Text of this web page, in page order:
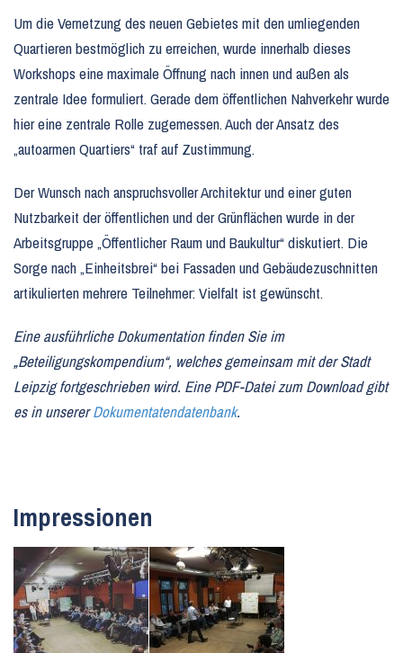
Um die Vernetzung des neuen Gebietes mit den umliegenden
Quartieren bestmöglich zu erreichen, wurde innerhalb dieses
Workshops eine maximale Öffnung nach innen und außen als
zentrale Idee formuliert. Gerade dem öffentlichen Nahverkehr wurde
hier eine zentrale Rolle zugemessen. Auch der Ansatz des
„autoarmen Quartiers“ traf auf Zustimmung.
Der Wunsch nach anspruchsvoller Architektur und einer guten
Nutzbarkeit der öffentlichen und der Grünflächen wurde in der
Arbeitsgruppe „Öffentlicher Raum und Baukultur“ diskutiert. Die
Sorge nach „Einheitsbrei“ bei Fassaden und Gebäudezuschnitten
artikulierten mehrere Teilnehmer: Vielfalt ist gewünscht.
Eine ausführliche Dokumentation finden Sie im
„Beteiligungskompendium“, welches gemeinsam mit der Stadt
Leipzig fortgeschrieben wird. Eine PDF-Datei zum Download gibt
es in unsererDokumentatendatenbank.
Impressionen